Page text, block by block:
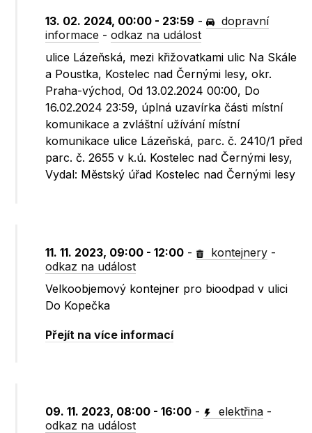
13. 02. 2024, 00:00 - 23:59 -
dopravní
informace -odkaz na událost
ulice Lázeňská, mezi křižovatkami ulic Na Skále
a Poustka, Kostelec nad Černými lesy, okr.
Praha-východ, Od 13.02.2024 00:00, Do
16.02.2024 23:59, úplná uzavírka části místní
komunikace a zvláštní užívání místní
komunikace ulice Lázeňská, parc. č. 2410/1 před
parc. č. 2655 v k.ú. Kostelec nad Černými lesy,
Vydal: Městský úřad Kostelec nad Černými lesy
11. 11. 2023, 09:00 - 12:00 - kontejnery -
odkaz na událost
Velkoobjemový kontejner pro bioodpad v ulici
Do Kopečka
Přejít na více informací
09. 11. 2023, 08:00 - 16:00 - elektřina -
odkaz na událost